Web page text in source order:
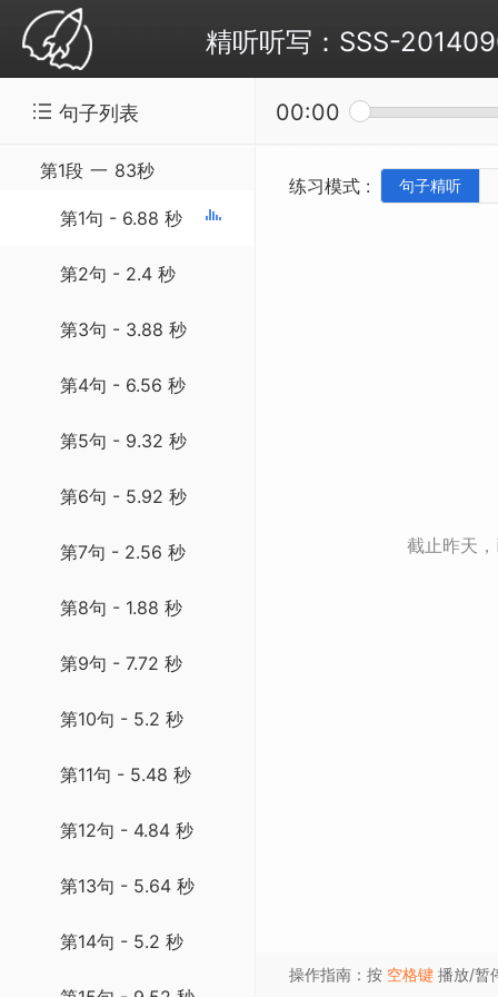
精听听写：SSS-
句子列表 00:00
第1段 一 83秒
第1句 - 6.88 秒
第2句 - 2.4 秒
第3句 - 3.88 秒
第4句 - 6.56 秒
第5句 - 9.32 秒
第6句 - 5.92 秒
第7句 - 2.56 秒
第8句 - 1.88 秒
第9句 - 7.72 秒
第10句 - 5.2 秒
第11句 - 5.48 秒
第12句 - 4.84 秒
第13句 - 5.64 秒
第14句 - 5.2 秒
练习模式 : 句子精听
截止昨天
操作指南：按 空格键 播放/暂